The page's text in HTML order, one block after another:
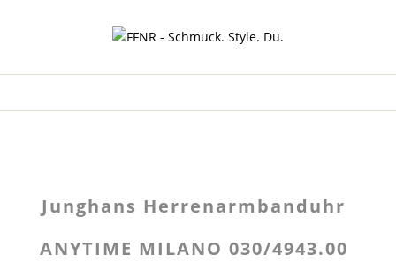
Junghans Herrenarmbanduhr
ANYTIME MILANO 030/4943.00